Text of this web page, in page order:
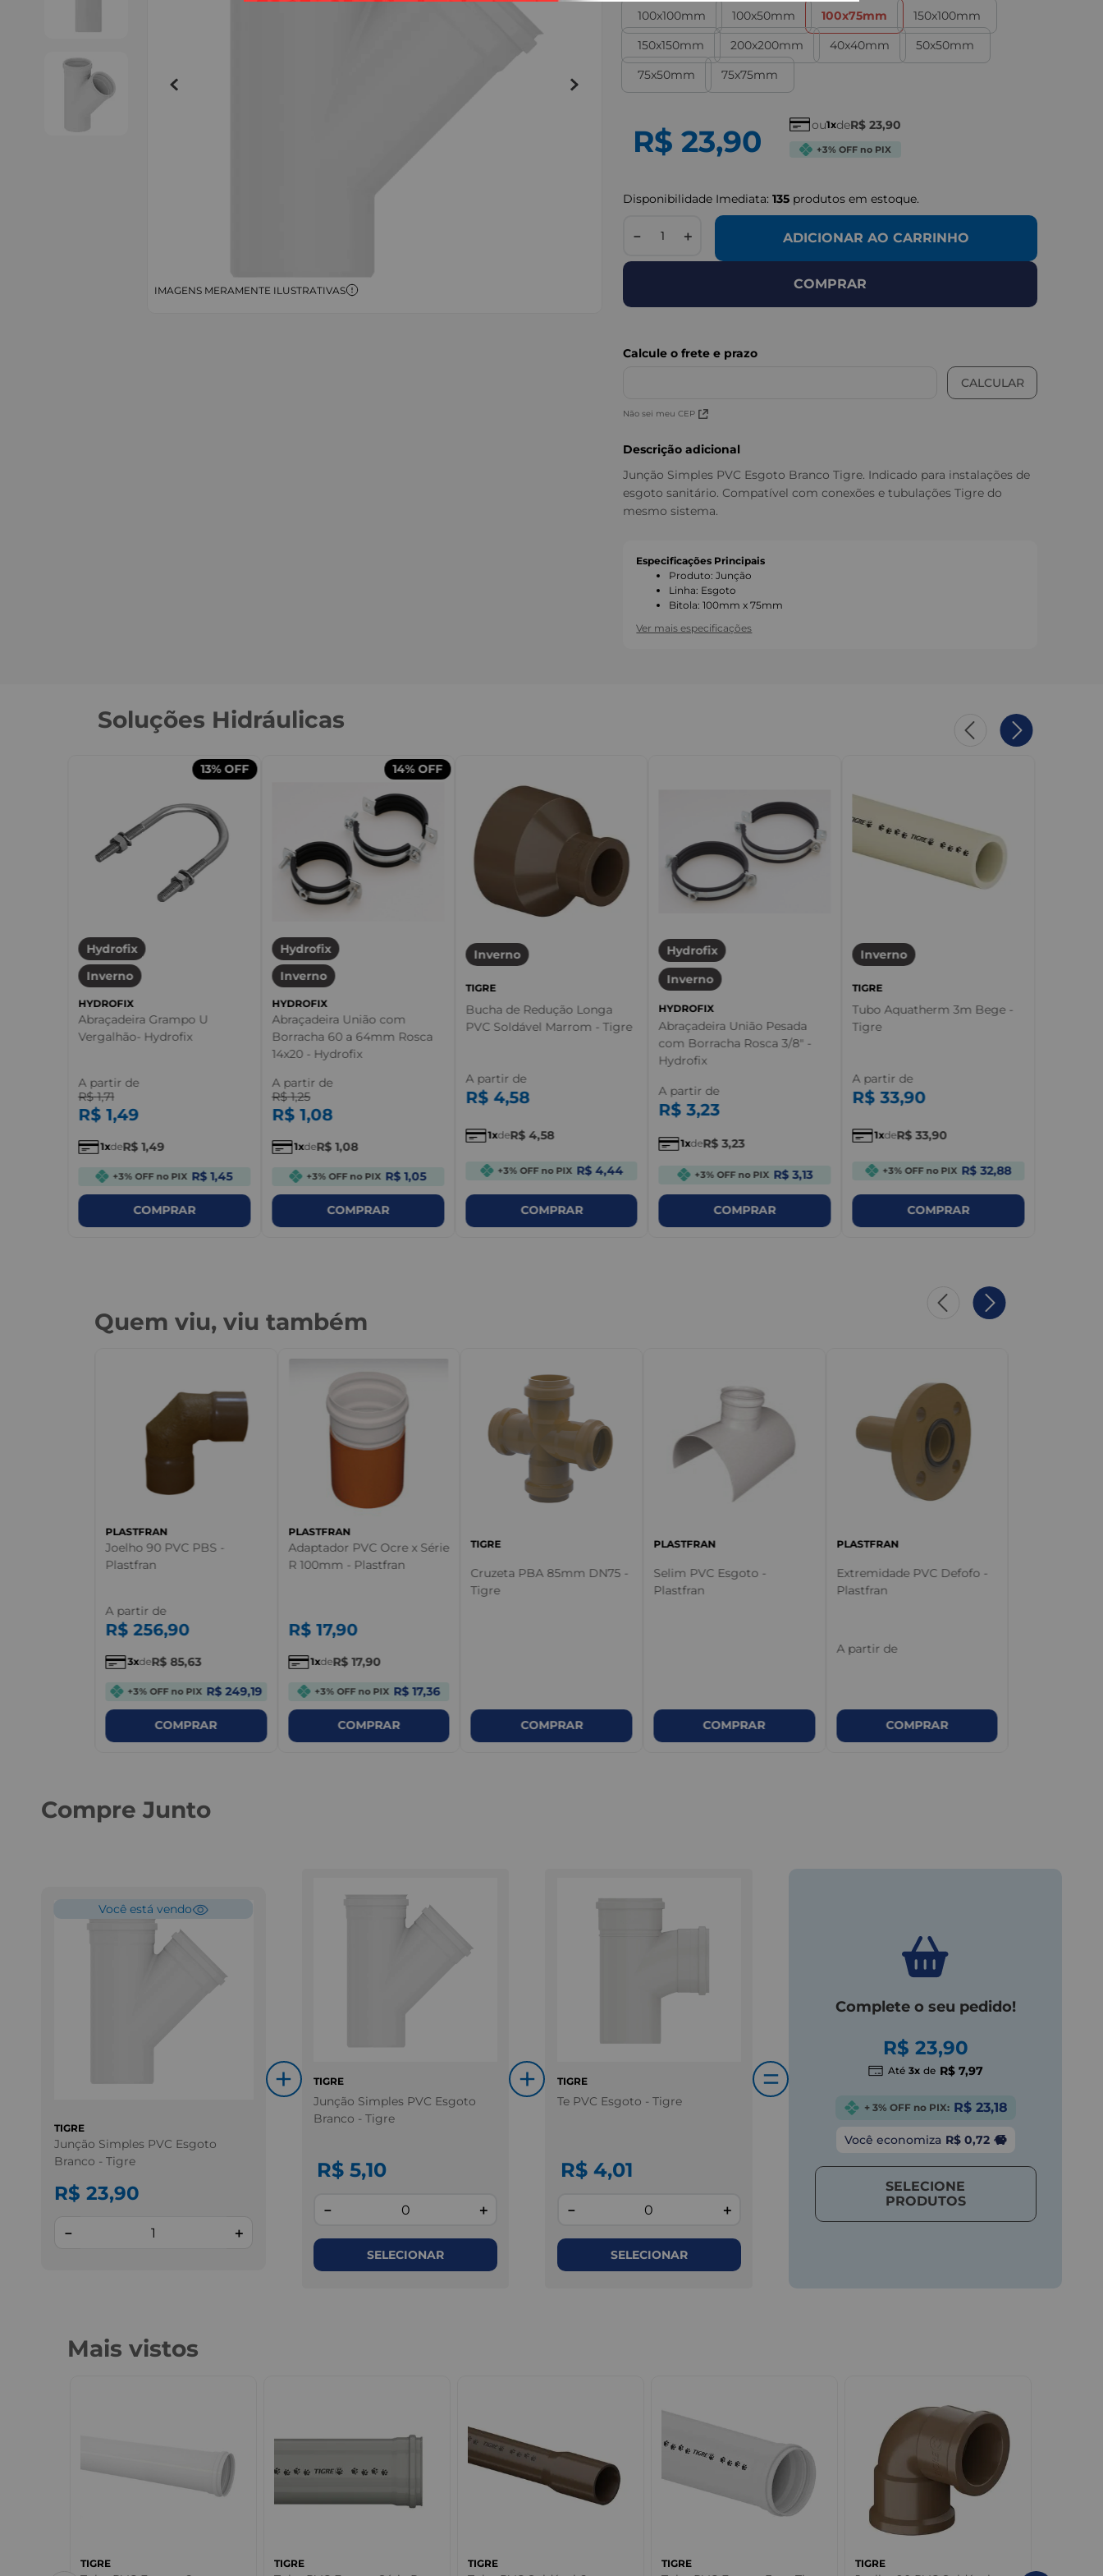
IMAGENS MERAMENTE ILUSTRATIVAS IMAGENS MERAMENTE ILUSTRATIVAS
100x100mm
100x50mm 100x75mm
150x100mm
150x150mm
200x200mm 40x40mm
50x50mm
75x50mm
75x75mm
R$ 23,90 ou1 deR$ 23,90
+3% OFF no PIX
Disponibilidade Imediata:135 produtos em estoque.
＋
－ ADICIONAR AO CARRINHO
COMPRAR
Não sei meu CEP
Descrição adicional
Junção Simples PVC Esgoto Branco Tigre. Indicado para instalações de
esgoto sanitário. Compatível com conexões e tubulações Tigre do
mesmo sistema.
Especificações Principais
Produto:Junção
Linha: Esgoto
Bitola:100mm x 75mm
Ver mais especificações
Soluções Hidráulicas
13%OFF
Hydrofix
Inverno
HYDROFIX
Abraçadeira Grampo U
Vergalhão- Hydrofix
A partir de
R$ 1,71
R$ 1,49
1 deR$ 1,49
+3% OFF no PIX R$ 1,45
COMPRAR
14%OFF
Hydrofix
Inverno
HYDROFIX
Abraçadeira União com
Borracha 60 a 64mm Rosca
14x20 - Hydrofix
A partir de
R$ 1,25
R$ 1,08
1 deR$ 1,08
+3% OFF no PIX R$ 1,05
COMPRAR
Inverno
TIGRE
Bucha de Redução Longa
PVC Soldável Marrom - Tigre
A partir de
R$ 4,58
1 deR$ 4,58
+3% OFF no PIX R$ 4,44
COMPRAR
Hydrofix
Inverno
HYDROFIX
Abraçadeira União Pesada
com Borracha Rosca 3/8" -
Hydrofix
A partir de
R$ 3,23
1 deR$ 3,23
+3% OFF no PIX R$ 3,13
COMPRAR
Inverno
TIGRE
Tubo Aquatherm 3m Bege -
Tigre
A partir de
R$ 33,90
1 deR$ 33,90
+3% OFF no PIX R$ 32,88
COMPRAR
Quem viu, viu também
PLASTFRAN
Joelho 90 PVC PBS -
Plastfran
A partir de
R$ 256,90
3 deR$ 85,63
+3% OFF no PIX R$ 249,19
COMPRAR
PLASTFRAN
Adaptador PVC Ocre x Série
R 100mm - Plastfran
R$ 17,90
1 deR$ 17,90
+3% OFF no PIX R$ 17,36
COMPRAR
TIGRE
Cruzeta PBA 85mm DN75 -
Tigre
COMPRAR
PLASTFRAN
Selim PVC Esgoto -
Plastfran
COMPRAR
PLASTFRAN
Extremidade PVC Defofo -
Plastfran
A partir de
COMPRAR
Compre Junto
Você está vendo
TIGRE
Junção Simples PVC Esgoto
Branco - Tigre
R$ 23,90
＋
－
+ TIGRE
Junção Simples PVC Esgoto
Branco - Tigre
R$ 5,10
＋
－
SELECIONAR
+ TIGRE
Te PVC Esgoto - Tigre
R$ 4,01
＋
－
SELECIONAR
=
Complete o seu pedido!
R$ 23,90
Até 3x de R$ 7,97
+ 3% OFF no PIX: R$ 23,18
Você economiza R$ 0,72
SELECIONE
PRODUTOS
Mais vistos
TIGRE TIGRE TIGRE TIGRE TIGRE